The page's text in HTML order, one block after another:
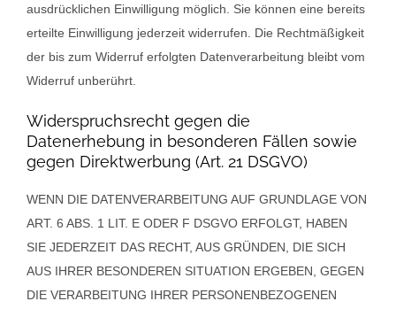
ausdrücklichen Einwilligung möglich. Sie können eine bereits
erteilte Einwilligung jederzeit widerrufen. Die Rechtmäßigkeit
der bis zum Widerruf erfolgten Datenverarbeitung bleibt vom
Widerruf unberührt.
Widerspruchsrecht gegen die
Datenerhebung in besonderen Fällen sowie
gegen Direktwerbung (Art. 21 DSGVO)
WENN DIE DATENVERARBEITUNG AUF GRUNDLAGE VON
ART. 6 ABS. 1 LIT. E ODER F DSGVO ERFOLGT, HABEN
SIE JEDERZEIT DAS RECHT, AUS GRÜNDEN, DIE SICH
AUS IHRER BESONDEREN SITUATION ERGEBEN, GEGEN
DIE VERARBEITUNG IHRER PERSONENBEZOGENEN